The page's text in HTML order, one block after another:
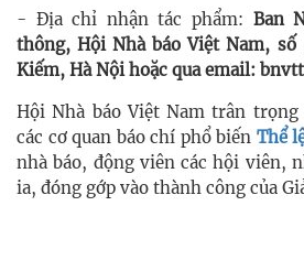
- Địa chỉ nhận tác phẩm: Ban
thông, Hội Nhà báo Việt Nam,
Kiếm, Hà Nội hoặc qua email:
Hội Nhà báo Việt Nam trân trọng
các cơ quan báo chí phổ biến Thể
nhà báo, động viên các hội viên,
ia, đóng gớp vào thành công của